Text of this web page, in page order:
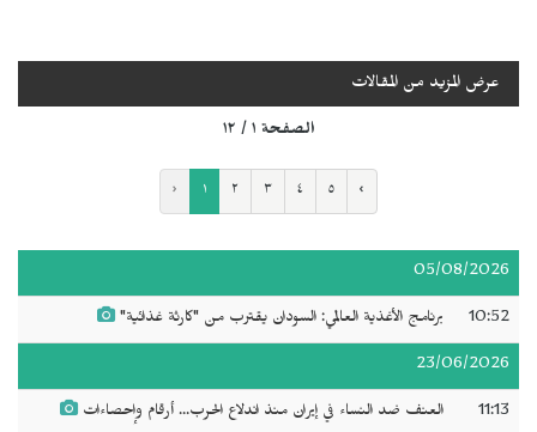
عرض المزيد من المقالات
الصفحة ١ / ١٢
‹ ١ ٢ ٣ ٤ ٥ ›
05/08/2026
10:52 برنامج الأغذية العالمي: السودان يقترب من "كارثة غذائية"
23/06/2026
11:13 العنف ضد النساء في إيران منذ اندلاع الحرب... أرقام وإحصاءات